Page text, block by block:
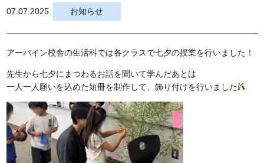
07.07.2025 お知らせ
アーバイン校舎の生活科では各クラスで七夕の授業を行いました！
先生から七夕にまつわるお話を聞いて学んだあとは
一人一人願いを込めた短冊を制作して、飾り付けを行いました